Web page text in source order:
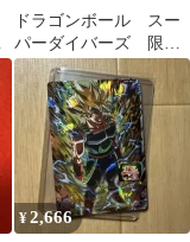
ドラゴンボール スー
パーダイバーズ 限定
配布 バーダック、孫
悟空、他
¥2,666